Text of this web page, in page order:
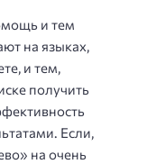
и тем
на языках,
и тем,
получить
Если,
на очень